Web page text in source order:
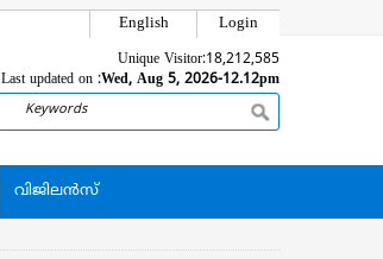
Login
English
Unique Visitor:18,212,585
Last updated on :Wed, Aug 5, 2026-12.12pm
Search
വിജിലന്‍സ്